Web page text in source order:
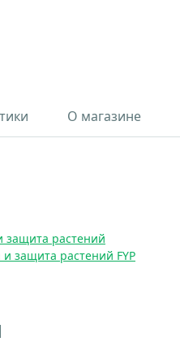
О магазине
защита растений
защита растений FYP